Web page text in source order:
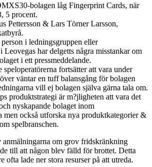
bolagen låg Fingerprint Cards, när
5 procent.
Pettersson & Lars Törner Larsson,
i ledningsgruppen eller
Leovegas har delgetts några misstankar om
i ett pressmeddelande.
speloperatörerna fortsätter att vara under
väntar en tuff balansgång för bolagen
vill ej bolagen själva gärna tala om.
produktstrategi är m?jligheten att vara det
nyskapande bolaget inom
men också utforska nya produktkategorier &
spelbranschen.
anmälningarna om grov fridskränkning
till att någon blev fälld för brottet. Detta
ofta lade ner stora resurser på att utreda.